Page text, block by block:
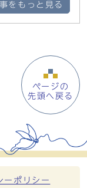
をもっと見る
ページの
先頭へ戻る
ーポリシー